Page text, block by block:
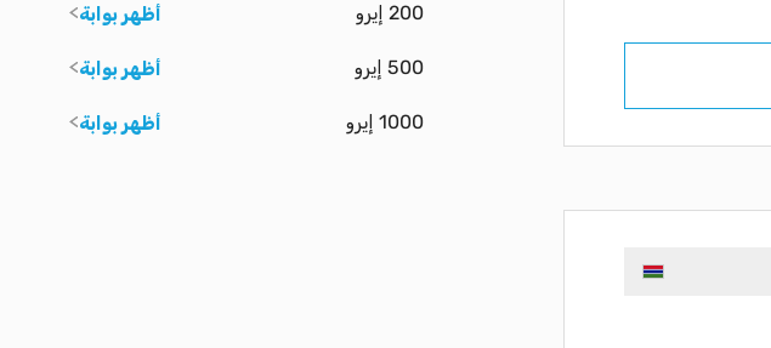
200 إيرو أظهر بوابة
500 إيرو أظهر بوابة
1000 إيرو أظهر بوابة